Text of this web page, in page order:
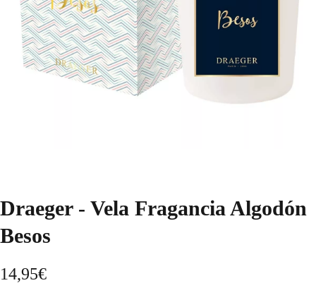
Draeger - Vela Fragancia Algodón
Besos
14,95€